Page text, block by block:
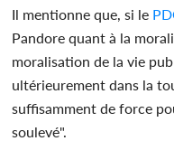
Il mentionne que, si le
Pandore quant à la
moralisation de la vie
ultérieurement dans la
suffisamment de force
soulevé".